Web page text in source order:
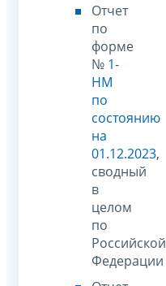
Отчет
по
форме
№ 1-
НМ
по
состоянию
на
01.12.2023,
сводный
в
целом
по
Российской
Федерации